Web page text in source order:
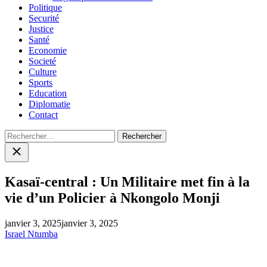
Politique
Securité
Justice
Santé
Economie
Societé
Culture
Sports
Education
Diplomatie
Contact
Rechercher :
Close
search
Kasaï-central : Un Militaire met fin à la
vie d’un Policier à Nkongolo Monji
janvier 3, 2025janvier 3, 2025
Israel Ntumba